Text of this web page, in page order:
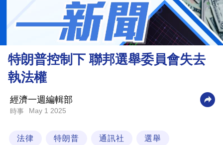
樓
市
財
業
科
特朗普控制下 聯邦選舉委員會失去
執法權
經濟一週編輯部
時事 May 1 2025
法律 特朗普 通訊社 選舉